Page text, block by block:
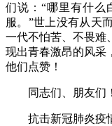
们说：“哪里有什么
服。”世上没有从天
一代不怕苦、不畏难
现出青春激昂的风采
他们点赞！
同志们、朋友们！
抗击新冠肺炎疫情